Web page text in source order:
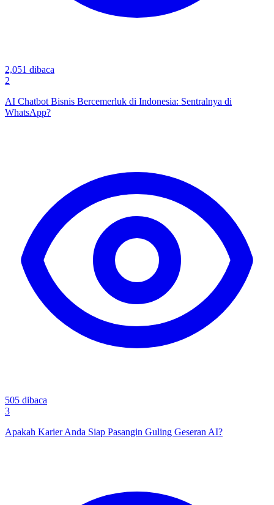
2,051 dibaca
2
AI Chatbot Bisnis Bercemerluk di Indonesia: Sentralnya di
WhatsApp?
505 dibaca
3
Apakah Karier Anda Siap Pasangin Guling Geseran AI?